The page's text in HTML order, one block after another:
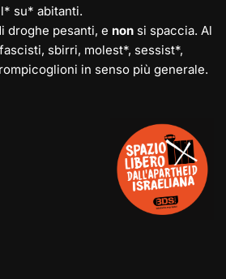
su* abitanti.
droghe pesanti, e non si spaccia. Al
sbirri, molest*, sessist*,
in senso più generale.